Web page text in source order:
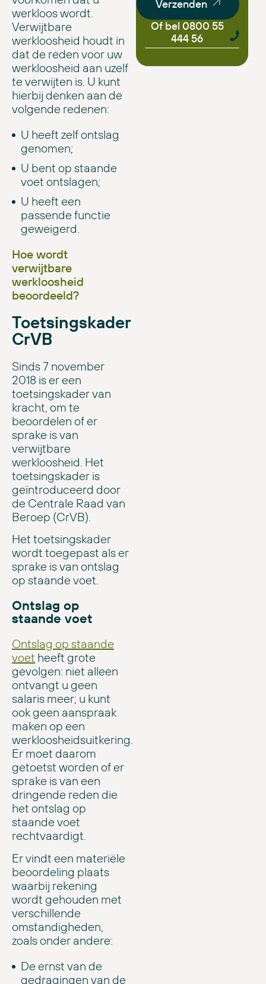
werkloos wordt.
Verwijtbare
werkloosheid houdt in
dat de reden voor uw
werkloosheid aan uzelf
te verwijten is. U kunt
hierbij denken aan de
volgende redenen:
U heeft zelf ontslag
genomen;
U bent op staande
voet ontslagen;
U heeft een
passende functie
geweigerd.
Hoe wordt
verwijtbare
werkloosheid
beoordeeld?
Toetsingskader
CrVB
Sinds 7 november
2018 is er een
toetsingskader van
kracht, om te
beoordelen of er
sprake is van
verwijtbare
werkloosheid. Het
toetsingskader is
geïntroduceerd door
de Centrale Raad van
Beroep (CrVB).
Het toetsingskader
wordt toegepast als er
sprake is van ontslag
op staande voet.
Ontslag op
staande voet
Ontslag op staande
voet heeft grote
gevolgen: niet alleen
ontvangt u geen
salaris meer; u kunt
ook geen aanspraak
maken op een
werkloosheidsuitkering.
Er moet daarom
getoetst worden of er
sprake is van een
dringende reden die
het ontslag op
staande voet
rechtvaardigt.
Er vindt een materiële
beoordeling plaats
waarbij rekening
wordt gehouden met
verschillende
omstandigheden,
zoals onder andere:
De ernst van de
gedragingen van de
Verzenden
Of bel 0800 55
444 56